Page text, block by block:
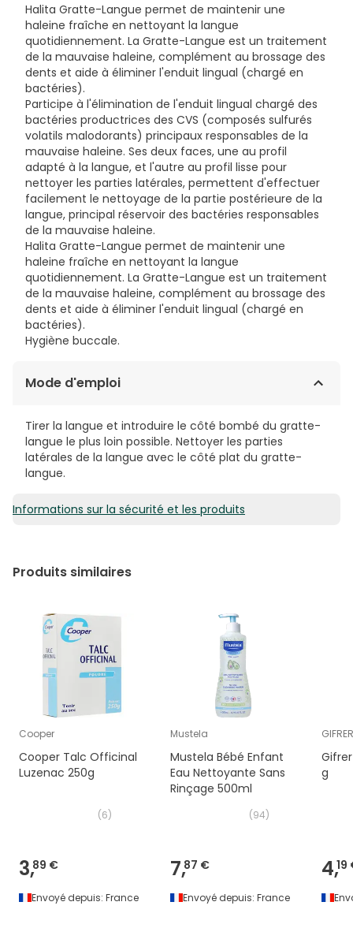
Halita Gratte-Langue permet de maintenir une
haleine fraîche en nettoyant la langue
quotidiennement. La Gratte-Langue est un traitement
de la mauvaise haleine, complément au brossage des
dents et aide à éliminer l'enduit lingual (chargé en
bactéries).
Participe à l'élimination de l'enduit lingual chargé des
bactéries productrices des CVS (composés sulfurés
volatils malodorants) principaux responsables de la
mauvaise haleine. Ses deux faces, une au profil
adapté à la langue, et l'autre au profil lisse pour
nettoyer les parties latérales, permettent d'effectuer
facilement le nettoyage de la partie postérieure de la
langue, principal réservoir des bactéries responsables
de la mauvaise haleine.
Halita Gratte-Langue permet de maintenir une
haleine fraîche en nettoyant la langue
quotidiennement. La Gratte-Langue est un traitement
de la mauvaise haleine, complément au brossage des
dents et aide à éliminer l'enduit lingual (chargé en
bactéries).
Hygiène buccale.
Mode d'emploi
Tirer la langue et introduire le côté bombé du gratte-
langue le plus loin possible. Nettoyer les parties
latérales de la langue avec le côté plat du gratte-
langue.
Informations sur la sécurité et les produits
Produits similaires
Cooper
Cooper Talc Officinal
Luzenac 250g
(6)
3,89 €
Envoyé depuis: France
Mustela
Mustela Bébé Enfant
Eau Nettoyante Sans
Rinçage 500ml
(94)
7,87 €
Envoyé depuis: France
GIFRER
g
4,19